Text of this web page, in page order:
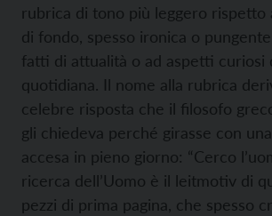
rubrica di tono più leggero rispetto
di fondo, spesso ironica o
fatti di attualità o ad aspetti curiosi
quotidiana. Il nome alla rubrica
celebre risposta che il filosofo
gli chiedeva perché girasse con
accesa in pieno giorno: “Cerco
ricerca dell’Uomo è il leitmotiv di
pezzi di prima pagina, che spesso